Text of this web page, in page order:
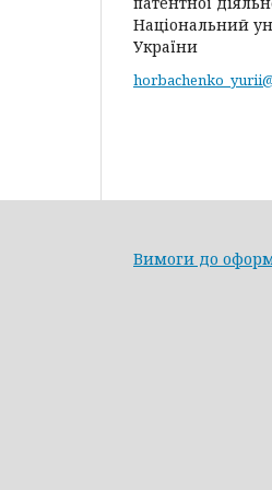
Національний
України
Вимоги до